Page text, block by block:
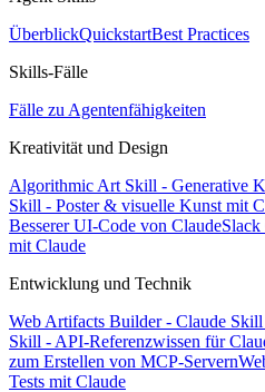
ÜberblickQuickstartBest Practices
Skills-Fälle
Fälle zu Agentenfähigkeiten
Kreativität und Design
Algorithmic Art Skill - Generative
Skill - Poster & visuelle Kunst mit
Besserer UI-Code von Claude
mit Claude
Entwicklung und Technik
Web Artifacts Builder - Claude
Skill - API-Referenzwissen für
zum Erstellen von MCP-Servern
Tests mit Claude